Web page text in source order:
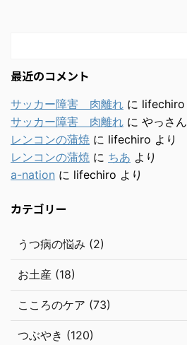
最近のコメント
サッカー障害 肉離れ に lifechiro
サッカー障害 肉離れ に やっさん
レンコンの蒲焼 に lifechiro より
レンコンの蒲焼 に ちあ より
a-nation に lifechiro より
カテゴリー
うつ病の悩み (2)
お土産 (18)
こころのケア (73)
つぶやき (120)